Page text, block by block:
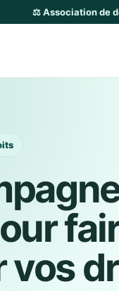
⚖️ Association de
vos